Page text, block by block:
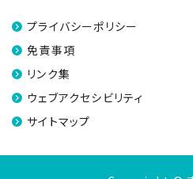
プライバシーポリシー
免責事項
リンク集
ウェブアクセシビリティ
サイトマップ